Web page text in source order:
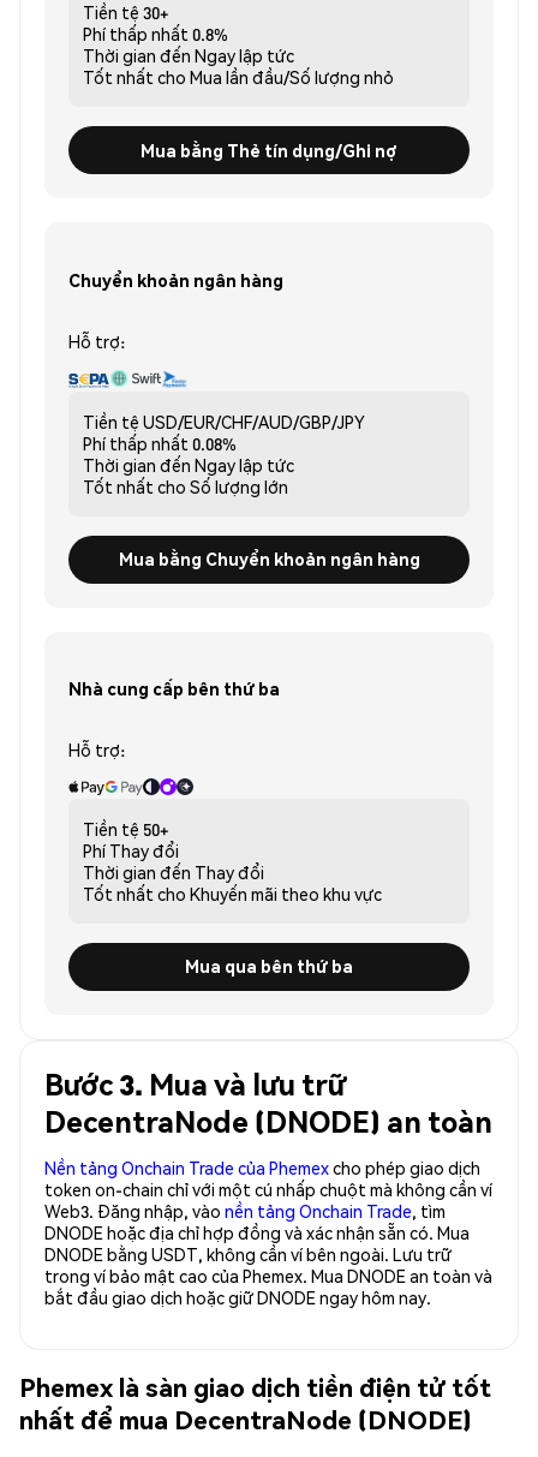
Tiền tệ 30+
Phí thấp nhất 0.8%
Thời gian đến Ngay lập tức
Tốt nhất cho Mua lần đầu/Số lượng nhỏ
Mua bằng Thẻ tín dụng/Ghi nợ
Chuyển khoản ngân hàng
Hỗ trợ:
Tiền tệ USD/EUR/CHF/AUD/GBP/JPY
Phí thấp nhất 0.08%
Thời gian đến Ngay lập tức
Tốt nhất cho Số lượng lớn
Mua bằng Chuyển khoản ngân hàng
Nhà cung cấp bên thứ ba
Hỗ trợ:
Tiền tệ 50+
Phí Thay đổi
Thời gian đến Thay đổi
Tốt nhất cho Khuyến mãi theo khu vực
Mua qua bên thứ ba
Bước 3. Mua và lưu trữ
DecentraNode (DNODE) an toàn
Nền tảng Onchain Trade của Phemexcho phép giao dịch
token on-chain chỉ với một cú nhấp chuột mà không cần ví
Web3. Đăng nhập, vào nền tảng Onchain Trade, tìm
DNODE hoặc địa chỉ hợp đồng và xác nhận sẵn có. Mua
DNODE bằng USDT, không cần ví bên ngoài. Lưu trữ
trong ví bảo mật cao của Phemex. Mua DNODE an toàn và
bắt đầu giao dịch hoặc giữ DNODE ngay hôm nay.
Phemex là sàn giao dịch tiền điện tử tốt
nhất để mua DecentraNode (DNODE)